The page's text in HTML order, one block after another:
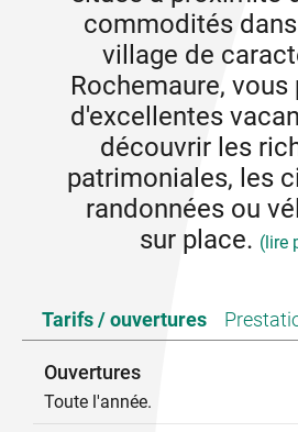
commodités
village de
Rochemaure, vous
d'excellentes
découvrir les
patrimoniales, les
randonnées ou
sur place. (lire
mission sur le
Prendre contact avec les
Tarifs / ouvertures
Ouvertures
Toute l'année.